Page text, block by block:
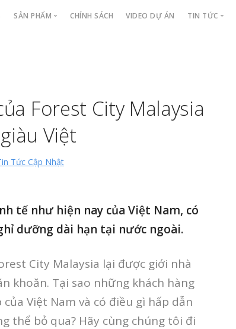
SẢN PHẨM CHÍNH SÁCH VIDEO DỰ ÁN TIN TỨC
Forest City Malaysia
Việt
Tức Cập Nhật
tế như hiện nay của Việt Nam, có
dưỡng dài hạn tại nước ngoài.
City Malaysia lại được giới nhà
khoăn. Tại sao những khách hàng
Việt Nam và có điều gì hấp dẫn
thể bỏ qua? Hãy cùng chúng tôi đi